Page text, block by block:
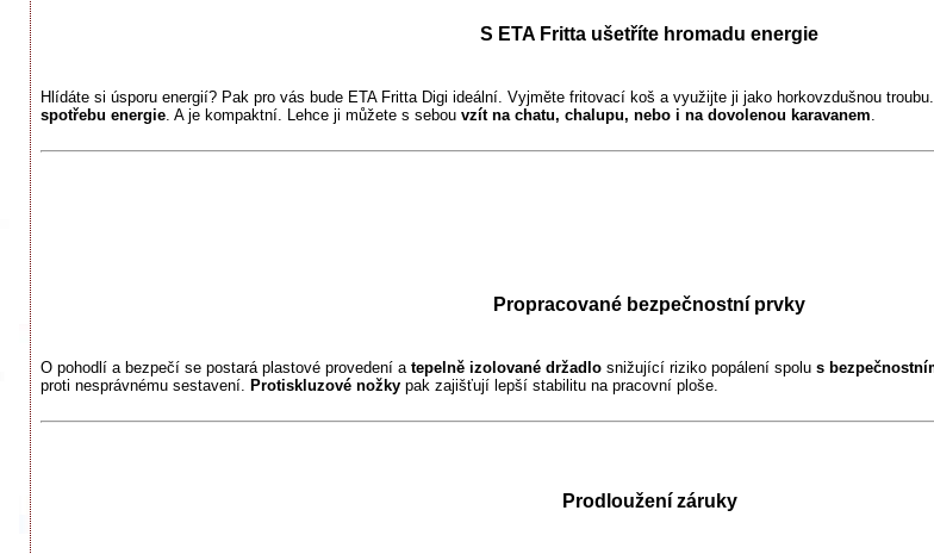
S ETA Fritta ušetříte hromadu energie
Hlídáte si úsporu energií? Pak pro vás bude ETA Fritta Digi ideální. Vyjměte fritovací koš a využijte ji jako horkovzdušnou
spotřebu energie. A je kompaktní. Lehce ji můžete s sebou vzít na chatu, chalupu, nebo i na dovolenou karavanem.
Propracované bezpečnostní prvky
O pohodlí a bezpečí se postará plastové provedení a tepelně izolované držadlo snižující riziko popálení spolu s
proti nesprávnému sestavení.
Protiskluzové nožky pak zajišťují lepší stabilitu na pracovní ploše.
Prodloužení záruky